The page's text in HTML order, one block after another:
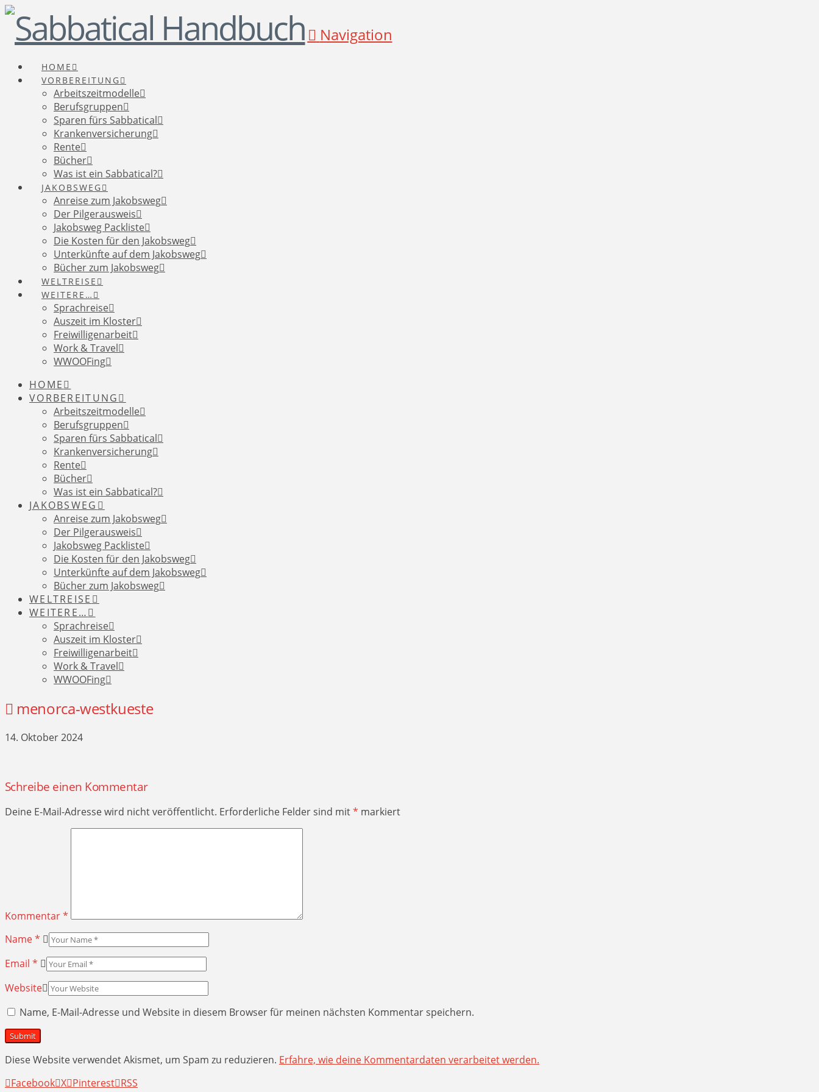
Navigation
HOME
VORBEREITUNG
Arbeitszeitmodelle
Berufsgruppen
Sparen fürs Sabbatical
Krankenversicherung
Rente
Bücher
Was ist ein Sabbatical?
JAKOBSWEG
Anreise zum Jakobsweg
Der Pilgerausweis
Jakobsweg Packliste
Die Kosten für den Jakobsweg
Unterkünfte auf dem Jakobsweg
Bücher zum Jakobsweg
WELTREISE
WEITERE…
Sprachreise
Auszeit im Kloster
Freiwilligenarbeit
Work & Travel
WWOOFing
HOME
VORBEREITUNG
Arbeitszeitmodelle
Berufsgruppen
Sparen fürs Sabbatical
Krankenversicherung
Rente
Bücher
Was ist ein Sabbatical?
JAKOBSWEG
Anreise zum Jakobsweg
Der Pilgerausweis
Jakobsweg Packliste
Die Kosten für den Jakobsweg
Unterkünfte auf dem Jakobsweg
Bücher zum Jakobsweg
WELTREISE
WEITERE…
Sprachreise
Auszeit im Kloster
Freiwilligenarbeit
Work & Travel
WWOOFing
menorca-westkueste
14. Oktober 2024
Schreibe einen Kommentar
Deine E-Mail-Adresse wird nicht veröffentlicht. Erforderliche Felder sind mit* markiert
Kommentar*
Name*
Email *
Website
Name, E-Mail-Adresse und Website in diesem Browser für meinen nächsten Kommentar speichern.
Diese Website verwendet Akismet, um Spam zu reduzieren. Erfahre, wie deine Kommentardaten verarbeitet werden.
Facebook X Pinterest RSS